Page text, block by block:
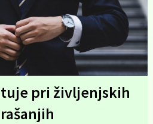
pri življenjskih